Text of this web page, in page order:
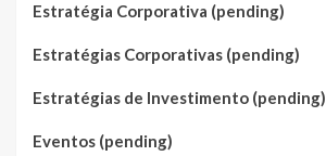
Estratégia Corporativa (pending)
Estratégias Corporativas (pending)
Estratégias de Investimento (pending)
Eventos (pending)